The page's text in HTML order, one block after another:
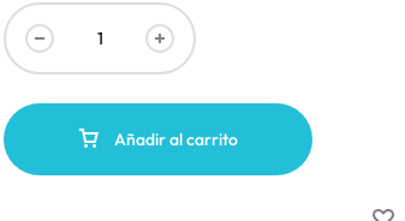
Añadir al carrito